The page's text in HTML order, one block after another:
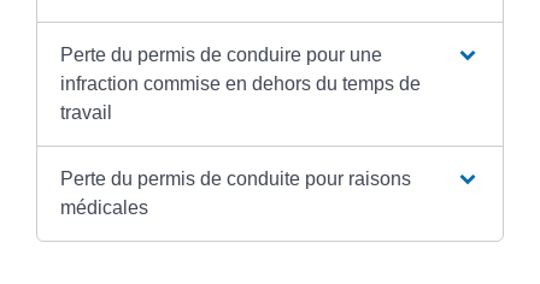
Perte du permis de conduire pour une
infraction commise en dehors du temps de
travail
Perte du permis de conduite pour raisons
médicales